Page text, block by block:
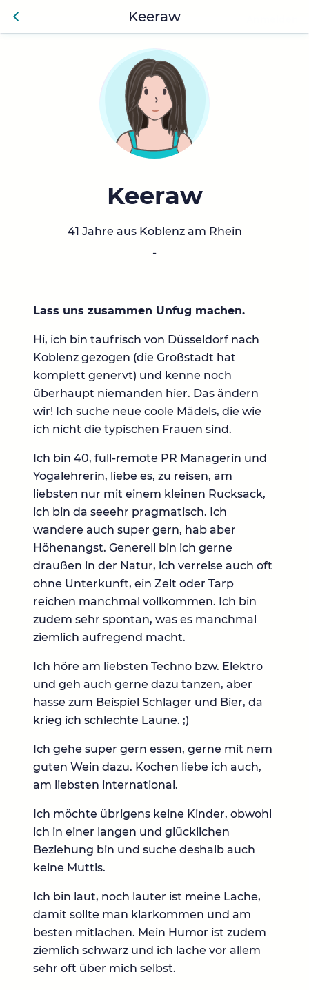
Zurü
Keeraw
Keeraw
41 Jahre aus Koblenz am Rhein
-
Lass uns zusammen Unfug machen.
Hi, ich bin taufrisch von Düsseldorf nach
Koblenz gezogen (die Großstadt hat
komplett genervt) und kenne noch
überhaupt niemanden hier. Das ändern
wir! Ich suche neue coole Mädels, die wie
ich nicht die typischen Frauen sind.
Ich bin 40, full-remote PR Managerin und
Yogalehrerin, liebe es, zu reisen, am
liebsten nur mit einem kleinen Rucksack,
ich bin da seeehr pragmatisch. Ich
wandere auch super gern, hab aber
Höhenangst. Generell bin ich gerne
draußen in der Natur, ich verreise auch oft
ohne Unterkunft, ein Zelt oder Tarp
reichen manchmal vollkommen. Ich bin
zudem sehr spontan, was es manchmal
ziemlich aufregend macht.
Ich höre am liebsten Techno bzw. Elektro
und geh auch gerne dazu tanzen, aber
hasse zum Beispiel Schlager und Bier, da
krieg ich schlechte Laune. ;)
Ich gehe super gern essen, gerne mit nem
guten Wein dazu. Kochen liebe ich auch,
am liebsten international.
Ich möchte übrigens keine Kinder, obwohl
ich in einer langen und glücklichen
Beziehung bin und suche deshalb auch
keine Muttis.
Ich bin laut, noch lauter ist meine Lache,
damit sollte man klarkommen und am
besten mitlachen. Mein Humor ist zudem
ziemlich schwarz und ich lache vor allem
sehr oft über mich selbst.